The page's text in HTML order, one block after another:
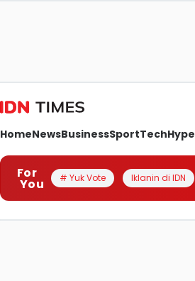
HomeNewsBusinessSportTechHype
For
You # Yuk Vote Iklanin di IDN